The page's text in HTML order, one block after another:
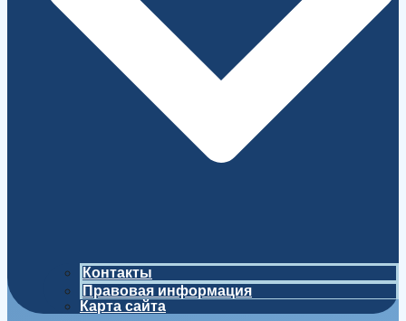
Контакты
Правовая информация
Карта сайта